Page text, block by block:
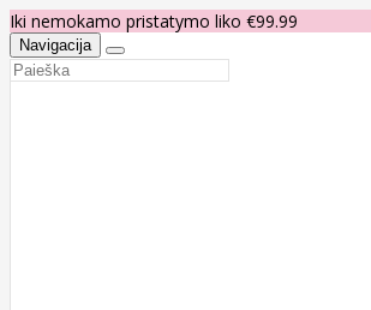
Iki nemokamo pristatymo liko €99.99
Navigacija